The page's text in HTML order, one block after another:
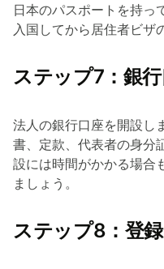
日本のパスポートを持っ
入国してから居住者ビザ
ステップ7：銀
法人の銀行口座を開設し
書、定款、代表者の身分
設には時間がかかる場合
ましょう。
ステップ8：登